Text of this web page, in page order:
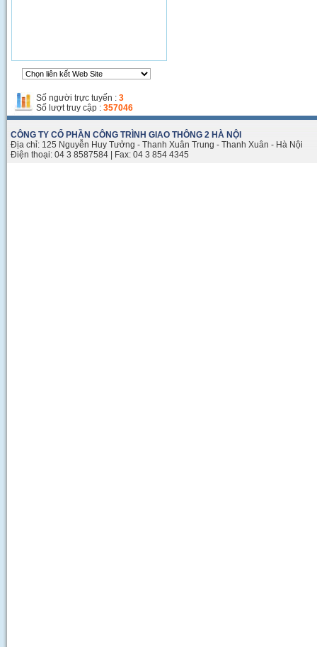
Số người trực tuyến : 3
Số lượt truy cập : 357046
CÔNG TY CỔ PHẦN CÔNG TRÌNH GIAO THÔNG 2 HÀ NỘI
Địa chỉ: 125 Nguyễn Huy Tưởng - Thanh Xuân Trung - Thanh Xuân - Hà Nội
Điện thoại: 04 3 8587584 | Fax: 04 3 854 4345